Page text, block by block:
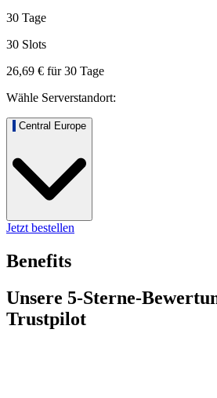
30 Tage
30 Slots
26,69 € für30 Tage
Wähle Serverstandort:
Central Europe
Jetzt bestellen
Benefits
Unsere 5-Sterne-
Trustpilot